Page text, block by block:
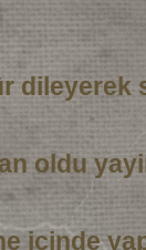
dileyerek
oldu
icinde